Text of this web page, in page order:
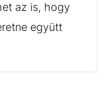
az is, hogy
együtt